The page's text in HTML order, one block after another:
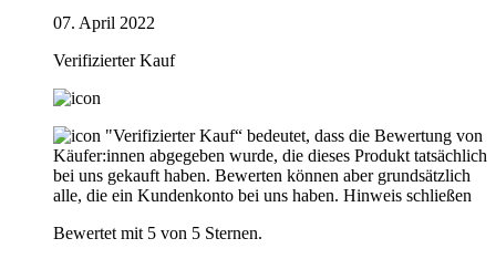
07. April 2022
Verifizierter Kauf
"Verifizierter Kauf“ bedeutet, dass die Bewertung von
Käufer:innen abgegeben wurde, die dieses Produkt tatsächlich
bei uns gekauft haben. Bewerten können aber grundsätzlich
alle, die ein Kundenkonto bei uns haben. Hinweis schließen
Bewertet mit 5 von 5 Sternen.